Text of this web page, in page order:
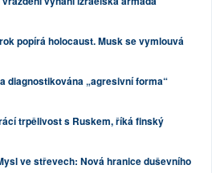
popírá holocaust. Musk se vymlouvá
diagnostikována „agresivní forma“
trpělivost s Ruskem, říká finský
ve střevech: Nová hranice duševního